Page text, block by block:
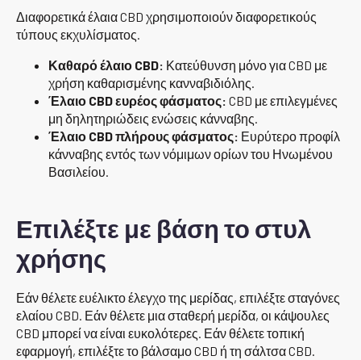
Διαφορετικά έλαια CBD χρησιμοποιούν διαφορετικούς
τύπους εκχυλίσματος.
Καθαρό έλαιο CBD: Κατεύθυνση μόνο για CBD με
χρήση καθαρισμένης κανναβιδιόλης.
Έλαιο CBD ευρέος φάσματος: CBD με επιλεγμένες
μη δηλητηριώδεις ενώσεις κάνναβης.
Έλαιο CBD πλήρους φάσματος: Ευρύτερο προφίλ
κάνναβης εντός των νόμιμων ορίων του Ηνωμένου
Βασιλείου.
Επιλέξτε με βάση το στυλ
χρήσης
Εάν θέλετε ευέλικτο έλεγχο της μερίδας, επιλέξτε σταγόνες
ελαίου CBD. Εάν θέλετε μια σταθερή μερίδα, οι κάψουλες
CBD μπορεί να είναι ευκολότερες. Εάν θέλετε τοπική
εφαρμογή, επιλέξτε το βάλσαμο CBD ή τη σάλτσα CBD.